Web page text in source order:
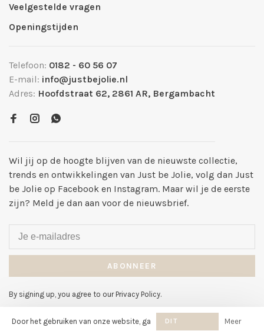
Veelgestelde vragen
Openingstijden
Telefoon: 0182 - 60 56 07
E-mail: info@justbejolie.nl
Adres: Hoofdstraat 62, 2861 AR, Bergambacht
Wil jij op de hoogte blijven van de nieuwste collectie,
trends en ontwikkelingen van Just be Jolie, volg dan Just
be Jolie op Facebook en Instagram. Maar wil je de eerste
zijn? Meld je dan aan voor de nieuwsbrief.
ABONNEER
By signing up, you agree to our Privacy Policy.
Door het gebruiken van onze website, ga DIT Meer